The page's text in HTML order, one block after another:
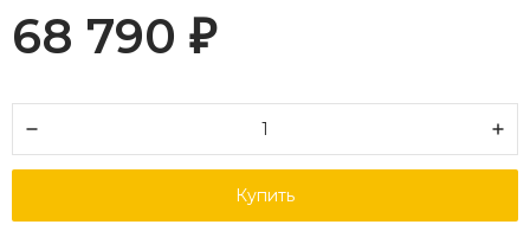
68 790 ₽
Купить